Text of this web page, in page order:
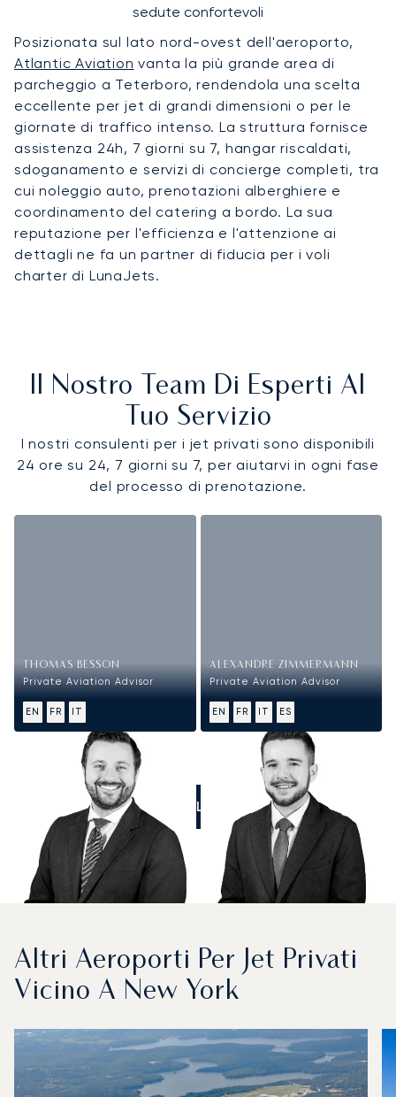
sedute confortevoli
Posizionata sul lato nord-ovest dell'aeroporto,
Atlantic Aviation vanta la più grande area di
parcheggio a Teterboro, rendendola una scelta
eccellente per jet di grandi dimensioni o per le
giornate di traffico intenso. La struttura fornisce
assistenza 24h, 7 giorni su 7, hangar riscaldati,
sdoganamento e servizi di concierge completi, tra
cui noleggio auto, prenotazioni alberghiere e
coordinamento del catering a bordo. La sua
reputazione per l'efficienza e l'attenzione ai
dettagli ne fa un partner di fiducia per i voli
charter di LunaJets.
Il Nostro Team Di Esperti Al
Tuo Servizio
I nostri consulenti per i jet privati sono disponibili
24 ore su 24, 7 giorni su 7, per aiutarvi in ogni fase
del processo di prenotazione.
THOMAS BESSON
Private Aviation Advisor
EN FR IT
ALEXANDRE ZIMMERMANN
Private Aviation Advisor
EN FR IT ES
CALL US
Altri Aeroporti Per Jet Privati
Vicino A New York